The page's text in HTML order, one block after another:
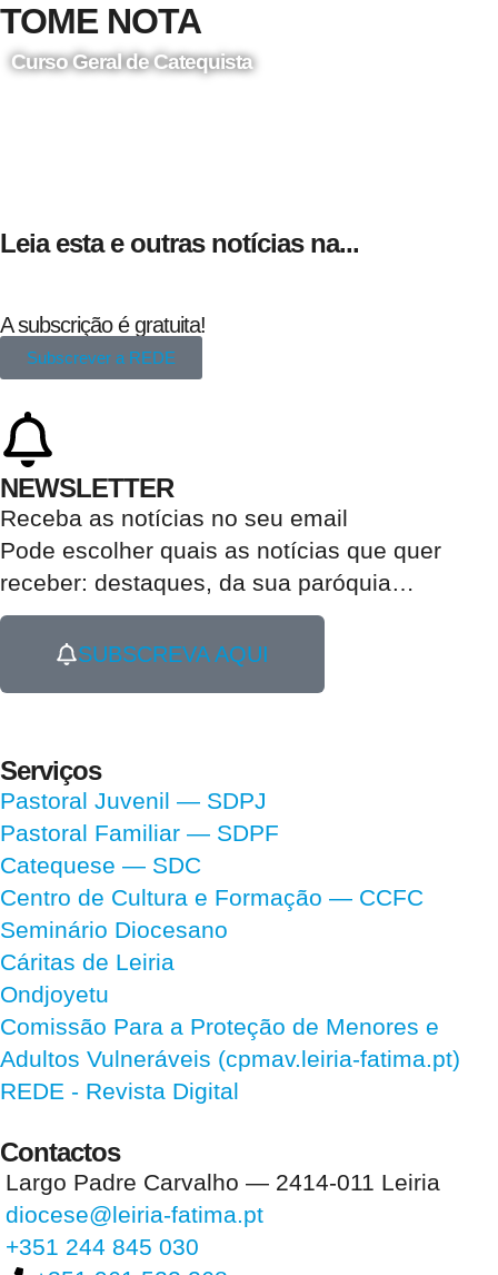
TOME NOTA
Curso Geral de Catequista
Leia esta e outras notícias na...
A subscrição é gratuita!
Subscrever a REDE
NEWSLETTER
Receba as notícias no seu email​
Pode escolher quais as notícias que quer
receber: destaques, da sua paróquia…
SUBSCREVA AQUI
Serviços
Pastoral Juvenil — SDPJ
Pastoral Familiar — SDPF
Catequese — SDC
Centro de Cultura e Formação — CCFC
Seminário Diocesano
Cáritas de Leiria
Ondjoyetu
Comissão Para a Proteção de Menores e
Adultos Vulneráveis (cpmav.leiria-fatima.pt)
REDE - Revista Digital
Contactos
Largo Padre Carvalho — 2414-011 Leiria
diocese@leiria-fatima.pt
+351 244 845 030